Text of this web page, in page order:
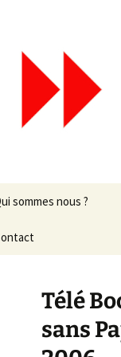
sommes nous ?
revues de presse
Les projetsTélé
sans